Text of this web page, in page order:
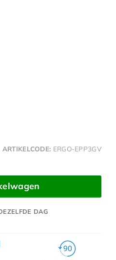
ARTIKELCODE: ERGO-EPP3GV
DAG